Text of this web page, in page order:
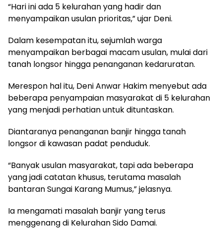
“Hari ini ada 5 kelurahan yang hadir dan
menyampaikan usulan prioritas,” ujar Deni.
Dalam kesempatan itu, sejumlah warga
menyampaikan berbagai macam usulan, mulai dari
tanah longsor hingga penanganan kedaruratan.
Merespon hal itu, Deni Anwar Hakim menyebut ada
beberapa penyampaian masyarakat di 5 kelurahan
yang menjadi perhatian untuk dituntaskan.
Diantaranya penanganan banjir hingga tanah
longsor di kawasan padat penduduk.
“Banyak usulan masyarakat, tapi ada beberapa
yang jadi catatan khusus, terutama masalah
bantaran Sungai Karang Mumus,” jelasnya.
Ia mengamati masalah banjir yang terus
menggenang di Kelurahan Sido Damai.